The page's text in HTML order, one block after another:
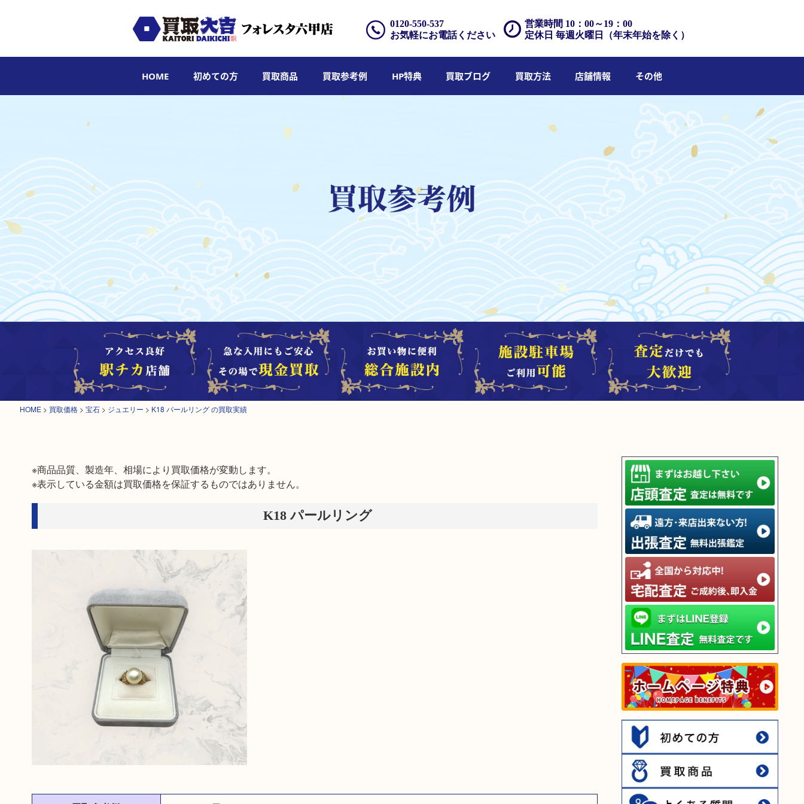
営業時間 10：00～19：00
定休日 毎週火曜日（年末年始を除く）
0120-550-537
お気軽にお電話ください
HOME 初めての方 買取商品 買取参考例 HP特典 買取ブログ 買取方法 店舗情報 その他
HOME > 買取価格 > 宝石 > ジュエリー > K18 パールリング の買取実績
※商品品質、製造年、相場により買取価格が変動します。
※表示している金額は買取価格を保証するものではありません。
K18 パールリング